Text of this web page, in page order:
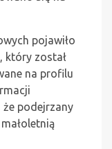
pojawiło
który został
na profilu
że podejrzany